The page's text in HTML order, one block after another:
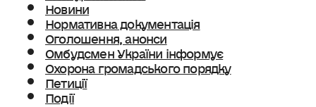
Новини
Нормативна документація
Оголошення, анонси
Омбудсмен України інформує
Охорона громадського порядку
Петиції
Події